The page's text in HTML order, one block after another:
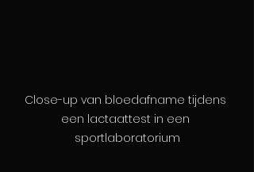
Close-up van bloedafname tijdens
een lactaattest in een
sportlaboratorium